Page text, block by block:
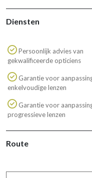
Diensten
Persoonlijk advies van
gekwalificeerde opticiens
Garantie voor
enkelvoudige lenzen
Garantie voor
progressieve lenzen
Route